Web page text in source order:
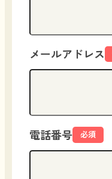
メールアドレス
電話番号 必須